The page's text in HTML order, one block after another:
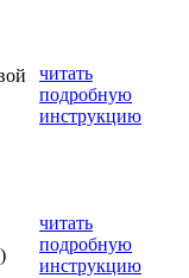
читать
подробную
инструкцию
читать
подробную
инструкцию